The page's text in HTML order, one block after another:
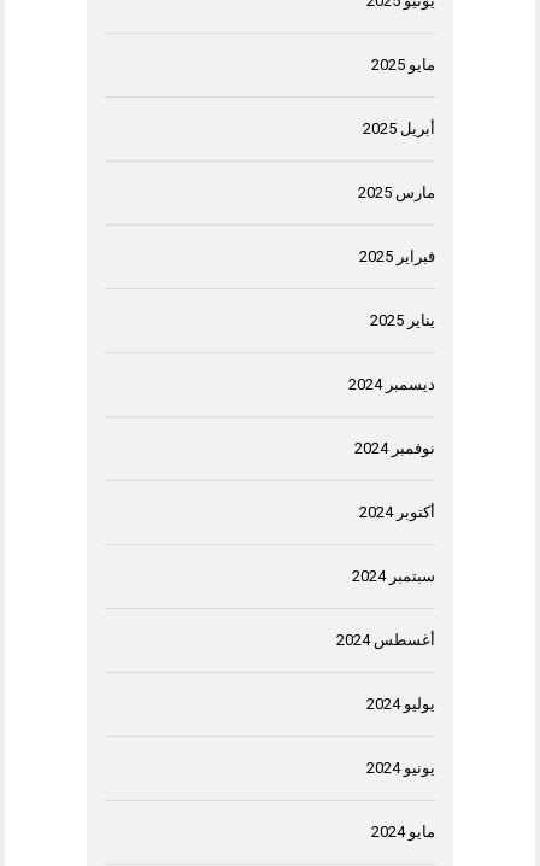
مايو 2025
أبريل 2025
مارس 2025
فبراير 2025
يناير 2025
ديسمبر 2024
نوفمبر 2024
أكتوبر 2024
سبتمبر 2024
أغسطس 2024
يوليو 2024
يونيو 2024
مايو 2024